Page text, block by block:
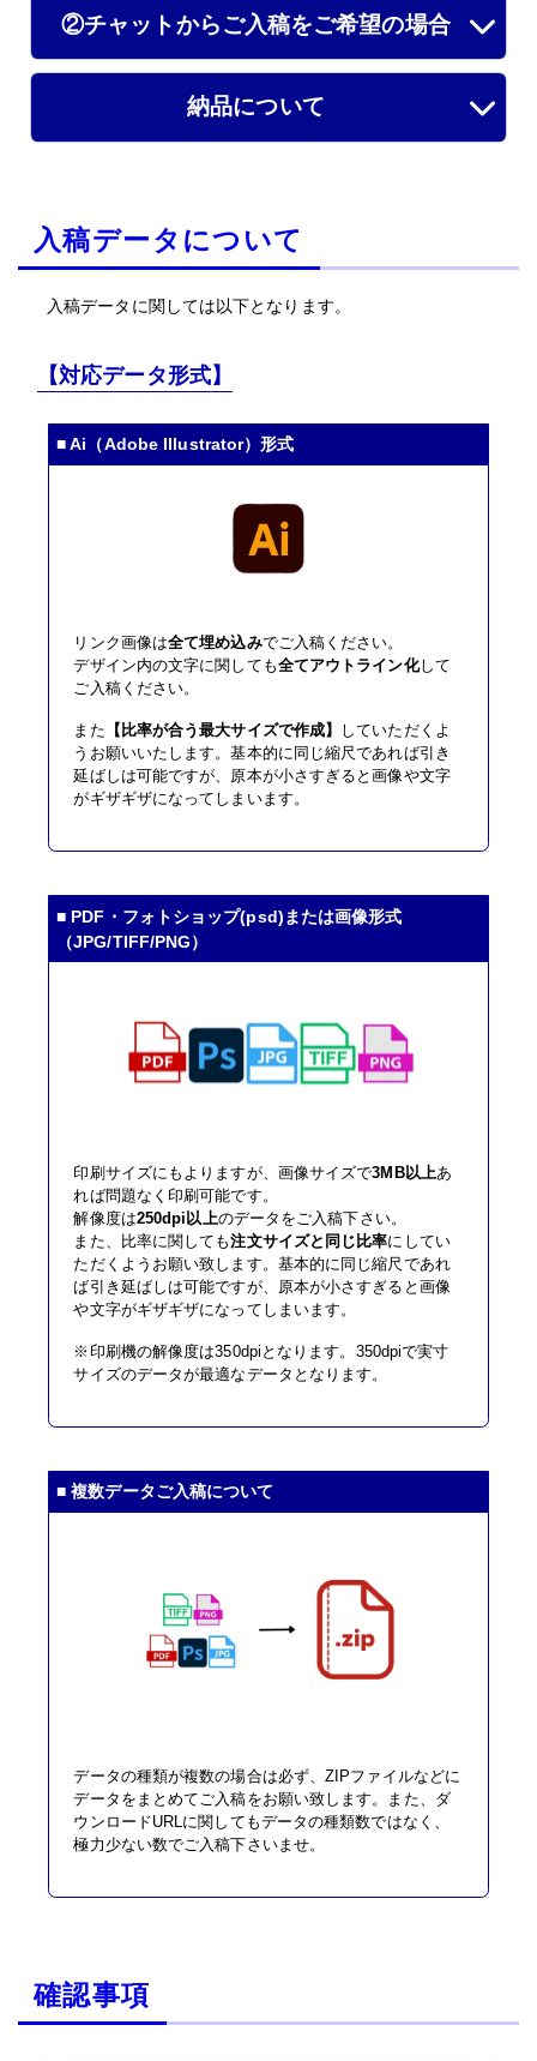
②チャットからご入稿をご希望の場合
納品について
入稿データについて
入稿データに関しては以下となります。
【対応データ形式】
■ Ai（Adobe Illustrator）形式
リンク画像は全て埋め込みでご入稿ください。
デザイン内の文字に関しても全てアウトライン化して
ご入稿ください。
また 【比率が合う最大サイズで作成】
していただくよ
うお願いいたします。基本的に同じ縮尺であれば引き
延ばしは可能ですが、原本が小さすぎると画像や文字
がギザギザになってしまいます。
■ PDF・フォトショップ(psd)または画像形式
（JPG/TIFF/PNG）
印刷サイズにもよりますが、画像サイズで3MB以上あ
れば問題なく印刷可能です。
解像度は250dpi以上のデータをご入稿下さい。
また、比率に関しても注文サイズと同じ比率にしてい
ただくようお願い致します。基本的に同じ縮尺であれ
ば引き延ばしは可能ですが、原本が小さすぎると画像
や文字がギザギザになってしまいます。
※印刷機の解像度は350dpiとなります。350dpiで実寸
サイズのデータが最適なデータとなります。
■ 複数データご入稿について
データの種類が複数の場合は必ず、ZIPファイルなどに
データをまとめてご入稿をお願い致します。また、ダ
ウンロードURLに関してもデータの種類数ではなく、
極力少ない数でご入稿下さいませ。
確認事項